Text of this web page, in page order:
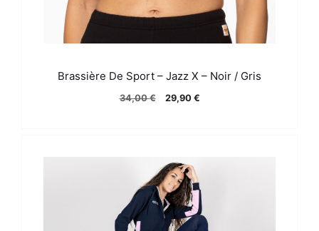
Brassière De Sport – Jazz X – Noir / Gris
34,00€
Le
34,00 €.
29,90 €Le